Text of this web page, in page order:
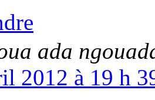
ada
2012 à 19 h